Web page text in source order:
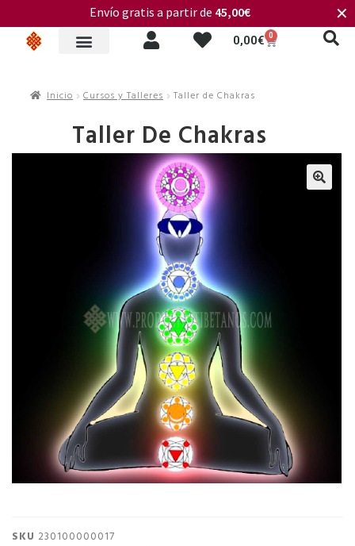
0,00€ 0
Envío gratis a partir de 45,00€ ✕
Inicio Cursos y Talleres Taller de Chakras
Taller De Chakras
SKU 230100000017